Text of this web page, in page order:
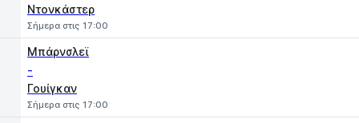
Ντονκάστερ
Σήμερα στις 17:00
Μπάρνσλεϊ
-
Γουίγκαν
Σήμερα στις 17:00